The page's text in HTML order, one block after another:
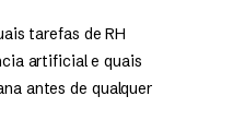
tarefas de RH
artificial e quais
antes de qualquer